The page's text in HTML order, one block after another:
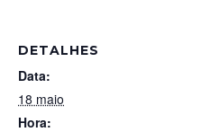
DETALHES
Data:
18 maio
Hora: